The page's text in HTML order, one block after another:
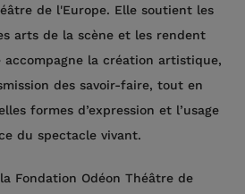
de l'Europe. Elle soutient les
arts de la scène et les rendent
accompagne la création artistique,
des savoir-faire, tout en
formes d’expression et l’usage
du spectacle vivant.
Fondation Odéon Théâtre de